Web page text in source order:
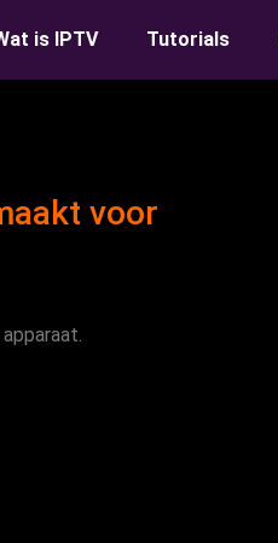
is IPTV Tutorials
voor